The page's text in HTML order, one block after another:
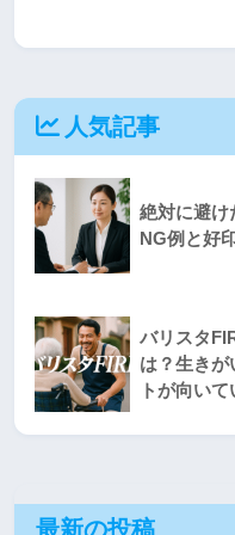
人気記事
絶対に避け
NG例と好
バリスタ
は？生きが
トが向い
最新の投稿